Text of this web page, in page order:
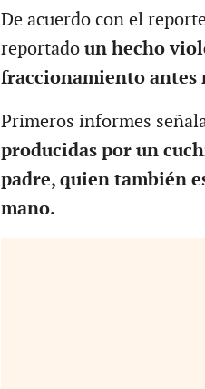
De acuerdo con el
reportadoun hecho
fraccionamiento antes
Primeros informes
producidas por un
padre, quien también
mano.